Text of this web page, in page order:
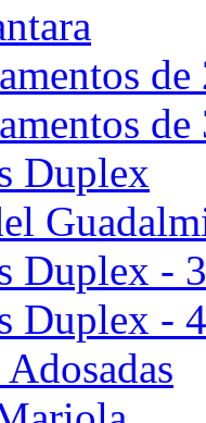
Duplex
Duplex -
Duplex -
Adosadas